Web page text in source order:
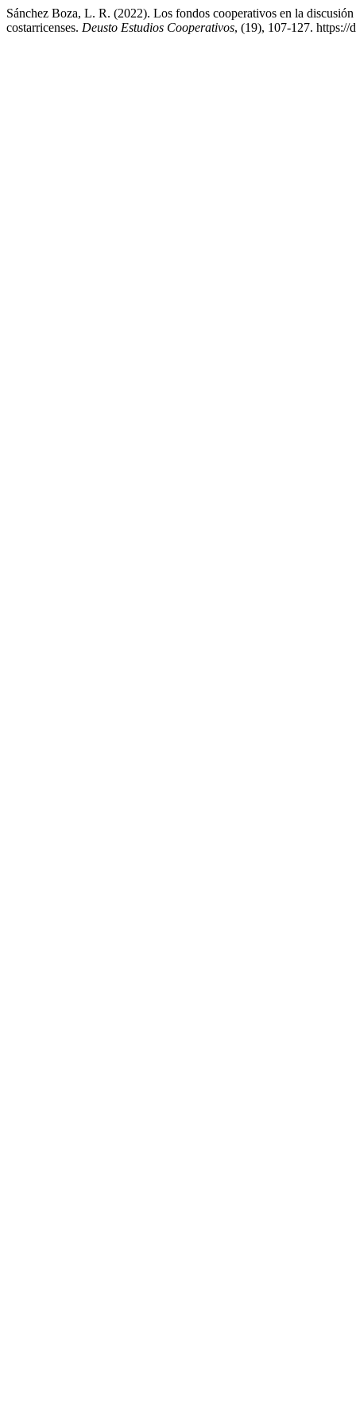
Sánchez Boza, L. R. (2022). Los fondos cooperativos en la
costarricenses. Deusto Estudios Cooperativos, (19), 107-127. https://